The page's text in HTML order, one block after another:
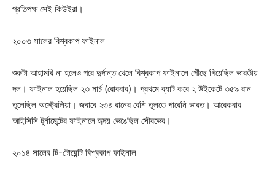
প্রতিপক্ষ সেই কিউইরা।
২০০৩ সালের বিশ্বকাপ ফাইনাল
শুরুটা আহামরি না হলেও পরে দুর্দান্ত খেলে বিশ্বকাপ ফাইনালে পৌঁছে গিয়েছিল ভারতীয়
দল। ফাইনাল হয়েছিল ২৩ মার্চ (রোববার)। প্রথমে ব্যাট করে ২ উইকেটে ৩৫৯ রান
তুলেছিল অস্ট্রেলিয়া। জবাবে ২৩৪ রানের বেশি তুলতে পারেনি ভারত। আরেকবার
আইসিসি টুর্নামেন্টের ফাইনালে হৃদয় ভেঙেছিল সৌরভের।
২০১৪ সালের টি-টোয়েন্টি বিশ্বকাপ ফাইনাল